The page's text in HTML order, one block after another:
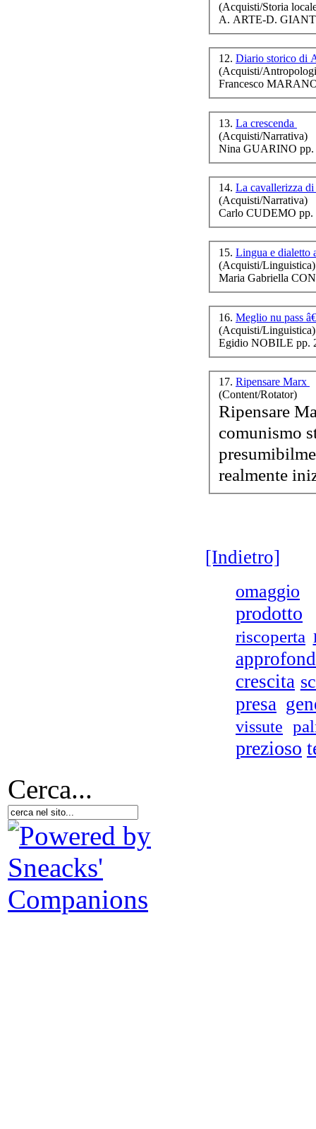
di
(Acquisti/Storia
A. ARTE-D.
12. Diario storico di
(Acquisti/
Francesco
13. La crescenda
(Acquisti/Narrativa)
Nina GUARINO pp.
14. La cavallerizza
(Acquisti/Narrativa)
Carlo CUDEMO pp.
15. Lingua e dialetto
(Acquisti/Linguistica)
Maria Gabriella
16. Meglio nu pass
(Acquisti/Linguistica)
Egidio NOBILE pp.
17. Ripensare Marx
(Content/Rotator)
Ripensare
comunismo
realmente
[Indietro]
omaggio
prodotto
riscoperta
crescita
presa
vissute
prezioso
Cerca...